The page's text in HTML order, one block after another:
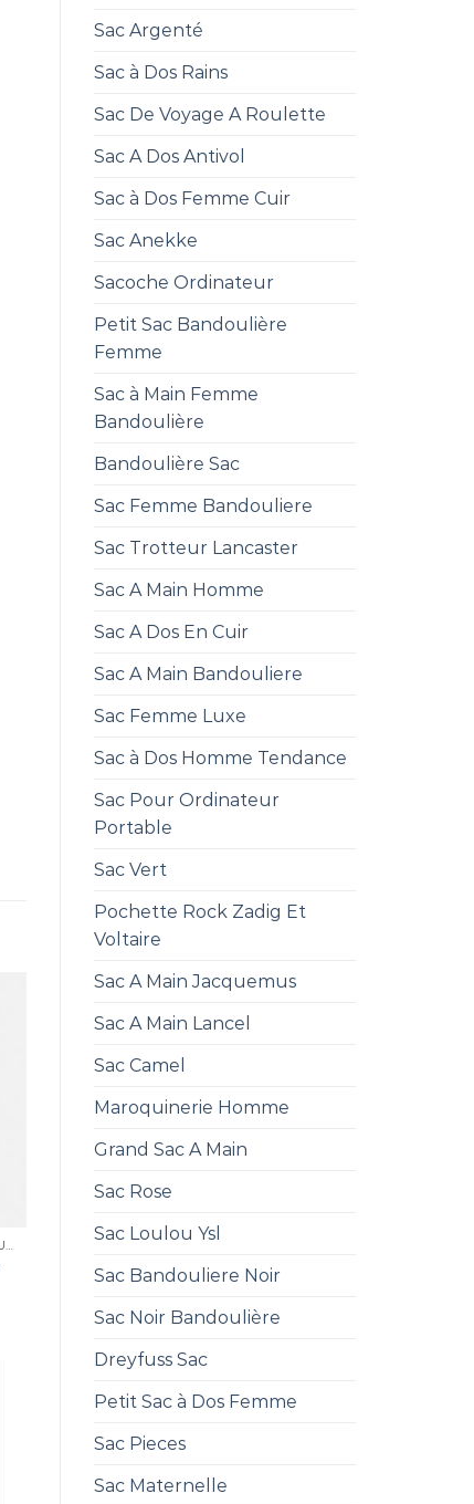
Sac Argenté
Sac à Dos Rains
Sac De Voyage A Roulette
Sac A Dos Antivol
Sac à Dos Femme Cuir
Sac Anekke
Sacoche Ordinateur
Petit Sac Bandoulière
Femme
Sac à Main Femme
Bandoulière
Bandoulière Sac
Sac Femme Bandouliere
Sac Trotteur Lancaster
Sac A Main Homme
Sac A Dos En Cuir
Sac A Main Bandouliere
Sac Femme Luxe
Sac à Dos Homme Tendance
Sac Pour Ordinateur
Portable
Sac Vert
Pochette Rock Zadig Et
Voltaire
Sac A Main Jacquemus
Sac A Main Lancel
Sac Camel
Maroquinerie Homme
Grand Sac A Main
Sac Rose
Sac Loulou Ysl
Sac Bandouliere Noir
Sac Noir Bandoulière
Dreyfuss Sac
Petit Sac à Dos Femme
Sac Pieces
Sac Maternelle
SAC ZADIG ET VOLTAIRE SUNNY